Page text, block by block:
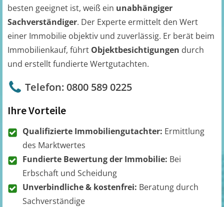
besten geeignet ist, weiß ein unabhängiger
Sachverständiger. Der Experte ermittelt den Wert
einer Immobilie objektiv und zuverlässig. Er berät beim
Immobilienkauf, führt Objektbesichtigungen durch
und erstellt fundierte Wertgutachten.
Telefon: 0800 589 0225
Ihre Vorteile
Qualifizierte Immobiliengutachter: Ermittlung
des Marktwertes
Fundierte Bewertung der Immobilie: Bei
Erbschaft und Scheidung
Unverbindliche & kostenfrei: Beratung durch
Sachverständige